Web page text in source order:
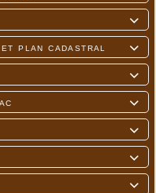


plan cadastral




